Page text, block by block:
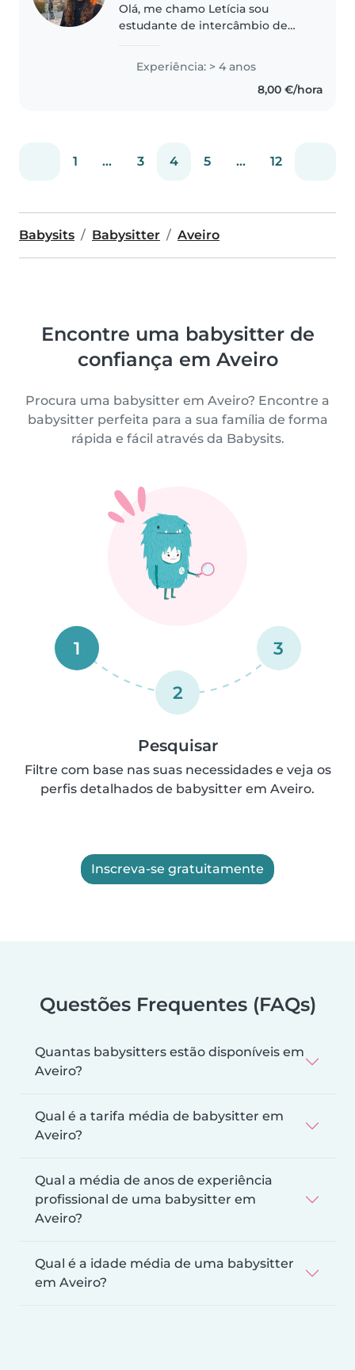
Olá, me chamo Letícia sou
estudante de intercâmbio de
crianças a minha vida toda, pois
ajudei minha mãe com meu
irmão mais novo e toda minha
Experiência: > 4 anos
8,00 €/hora
1 ... 3 4 5 ... 12
Babysits Babysitter Aveiro
Encontre uma babysitter de
confiança em Aveiro
Procura uma babysitter em Aveiro? Encontre a
babysitter perfeita para a sua família de forma
rápida e fácil através da Babysits.
1
2
3
Pesquisar
Filtre com base nas suas necessidades e veja os
perfis detalhados de babysitter em Aveiro.
Inscreva-se gratuitamente
Questões Frequentes (FAQs)
Quantas babysitters estão disponíveis em
Aveiro?
Qual é a tarifa média de babysitter em
Aveiro?
Qual a média de anos de experiência
profissional de uma babysitter em
Aveiro?
Qual é a idade média de uma babysitter
em Aveiro?